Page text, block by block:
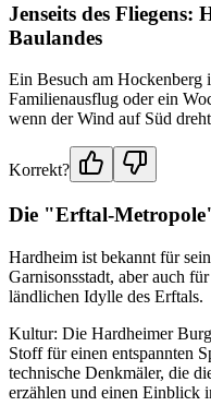
Jenseits des
Baulandes
Ein Besuch am Hockenberg
Familienausflug oder ein
wenn der Wind auf Süd
Korrekt?
Die "Erftal-
Hardheim ist bekannt für
Garnisonsstadt, aber auch
ländlichen Idylle des Erftals.
Kultur: Die Hardheimer
Stoff für einen entspannten
technische Denkmäler, die
erzählen und einen Einblick